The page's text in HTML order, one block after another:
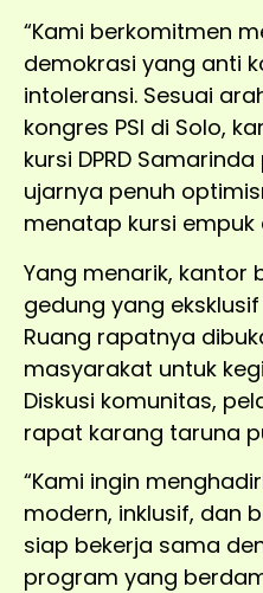
“Kami berkomitmen
demokrasi yang anti
intoleransi. Sesuai
kongres PSI di Solo,
kursi DPRD
ujarnya penuh
menatap kursi
Yang menarik, kantor
gedung yang
Ruang rapatnya
masyarakat untuk
Diskusi komunitas,
rapat karang taruna
“Kami ingin
modern, inklusif, dan
siap bekerja sama
program yang